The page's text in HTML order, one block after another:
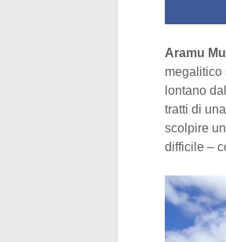
Aramu
megalitico
lontano
tratti di
scolpire
difficile –